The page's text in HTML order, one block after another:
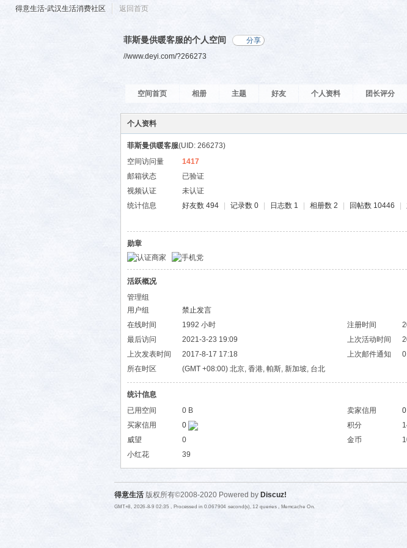
得意生活-武汉生活消费社区 返回首页
菲斯曼供暖客服的个人空间 分享
//www.deyi.com/?266273
空间首页 相册 主题 好友 个人资料 团长评分
个人资料
菲斯曼供暖客服(UID: 266273)
空间访问量
1417
邮箱状态
已验证
视频认证
未认证
统计信息
好友数 494 记录数 0 日志数 1 相册数 2 回帖数 10446
勋章
活跃概况
管理组
用户组
禁止发言
在线时间
1992 小时 注册时间
最后访问
2021-3-23 19:09 上次活动时间
上次发表时间
2017-8-17 17:18 上次邮件通知
0
所在时区
(GMT +08:00) 北京, 香港, 帕斯, 新加坡, 台北
统计信息
已用空间
0 B 卖家信用
0
买家信用
0 积分
威望
0 金币
小红花
39
得意生活 版权所有©2008-2020 Powered by Discuz!
GMT+8, 2026-8-9 02:35 , Processed in 0.067904 second(s), 12 queries , Memcache On.